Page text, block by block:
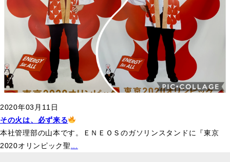
2020年03月11日
その火は、必ず来る
本社管理部の山本です。ＥＮＥＯＳのガソリンスタンドに『東京
2020オリンピック聖